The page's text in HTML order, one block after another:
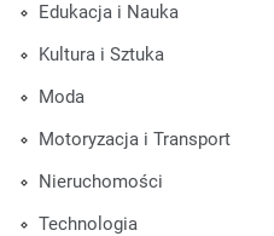
Edukacja i Nauka
Kultura i Sztuka
Moda
Motoryzacja i Transport
Nieruchomości
Technologia